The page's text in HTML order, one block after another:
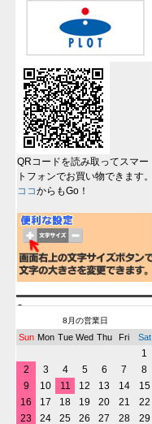
QRコードを読み取ってスマー
トフォンでお買い物できます。
ココからもGo！
8月の営業日
Sun Mon Tue Wed Thu Fri Sat
1
2
3 4 5 6 7
8
9
10 11 12 13 14
15
16
17 18 19 20 21
22
23
24 25 26 27 28
29